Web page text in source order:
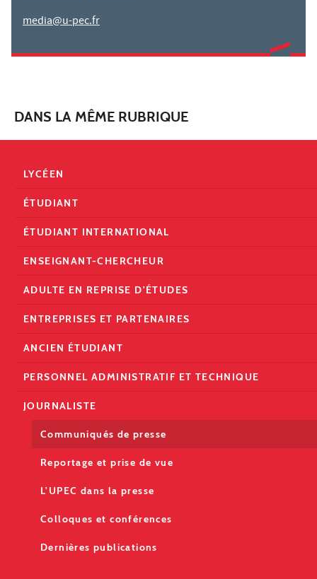
media@u-pec.fr
DANS LA MÊME RUBRIQUE
LYCÉEN
ÉTUDIANT
ÉTUDIANT INTERNATIONAL
ENSEIGNANT-CHERCHEUR
ADULTE EN REPRISE D'ÉTUDES
ENTREPRISES ET PARTENAIRES
ANCIEN ÉTUDIANT
PERSONNEL ADMINISTRATIF ET TECHNIQUE
JOURNALISTE
Communiqués de presse
Reportage et prise de vue
L'UPEC dans la presse
Colloques et conférences
Dernières publications